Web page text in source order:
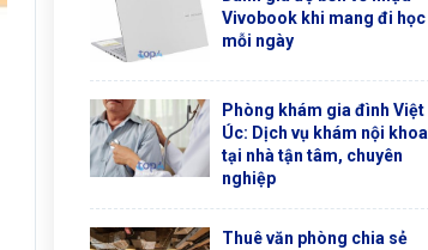
Vivobook khi mang đi học
mỗi ngày
Phòng khám gia đình Việt
Úc: Dịch vụ khám nội khoa
tại nhà tận tâm, chuyên
nghiệp
Thuê văn phòng chia sẻ